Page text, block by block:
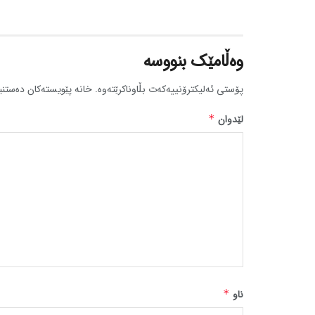
وەڵامێک بنووسە
پۆستی ئەلیکترۆنییەکەت بڵاوناکرێتەوە. خانە پێویستەکان
لێدوان *
ناو *